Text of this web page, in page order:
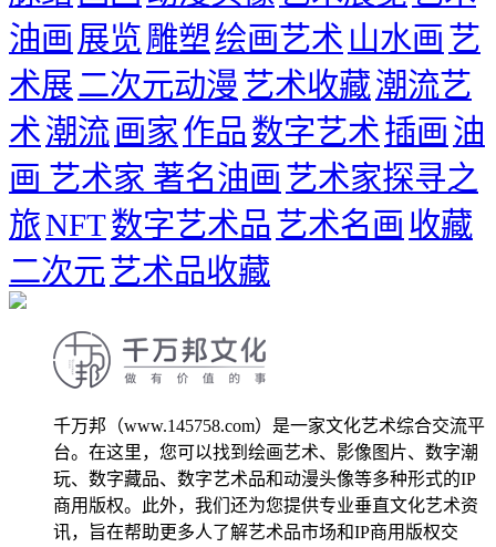
油画 展览 雕塑 绘画艺术 山水画 艺
术展二次元动漫艺术收藏潮流艺
术潮流画家 作品数字艺术插画 油
画 艺术家 著名油画 艺术家探寻之
旅NFT数字艺术品艺术名画 收藏
二次元艺术品收藏
千万邦（www.145758.com）是一家文化艺术综合交流平
台。在这里，您可以找到绘画艺术、影像图片、数字潮
玩、数字藏品、数字艺术品和动漫头像等多种形式的IP
商用版权。此外，我们还为您提供专业垂直文化艺术资
讯，旨在帮助更多人了解艺术品市场和IP商用版权交